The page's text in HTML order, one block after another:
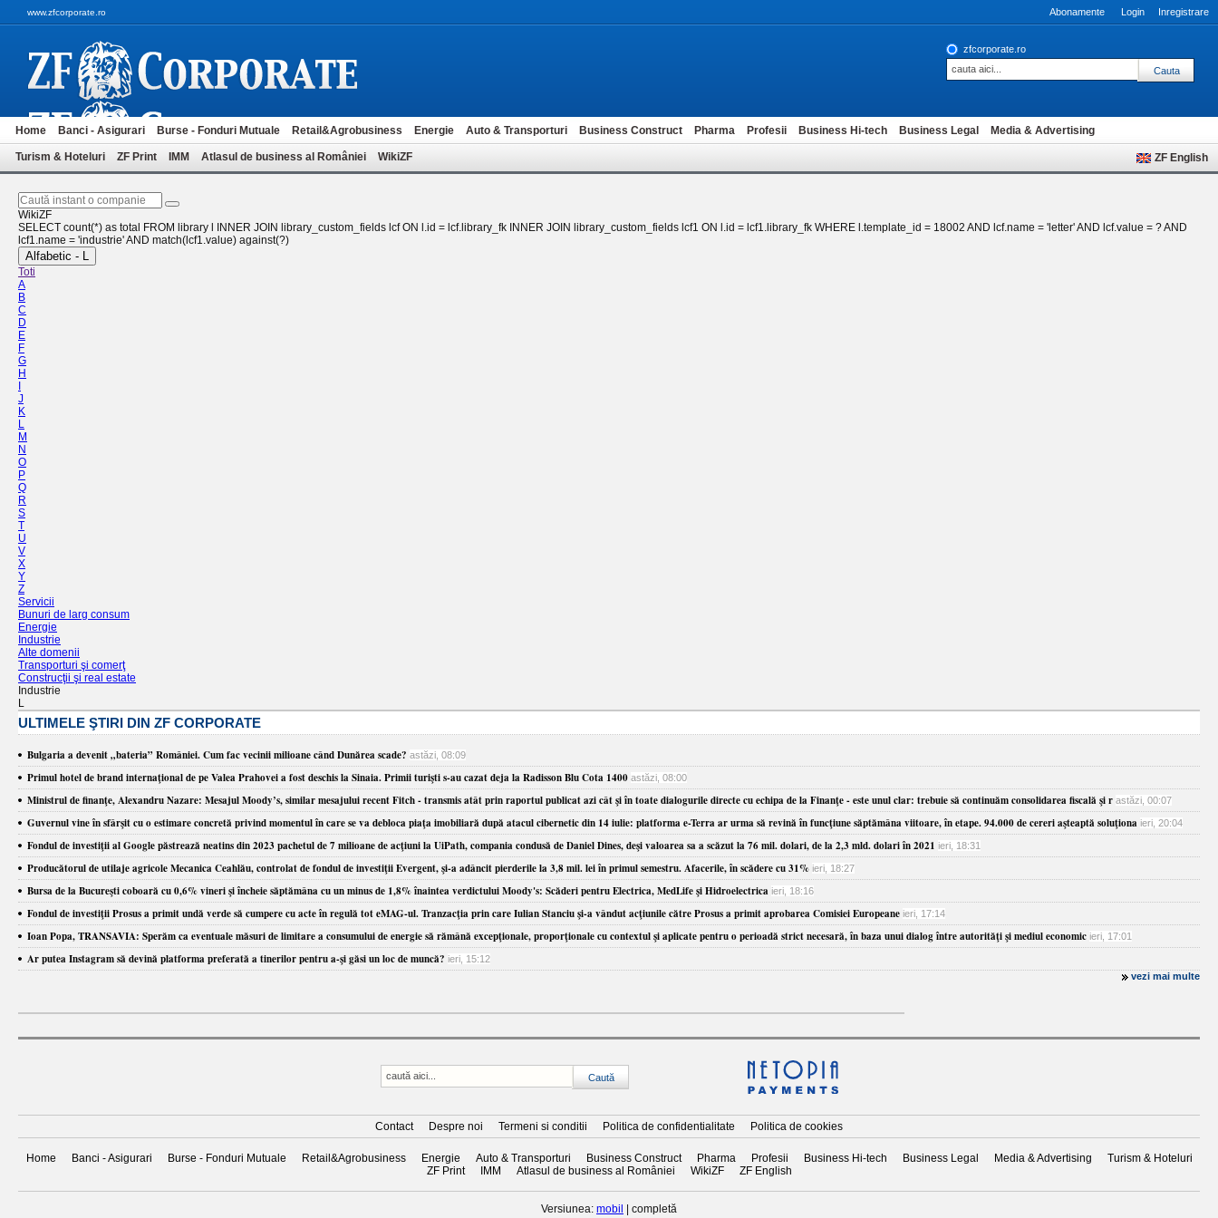
www.zfcorporate.ro Abonamente Login Inregistrare
zfcorporate.ro
Home Banci - Asigurari Burse - Fonduri Mutuale Retail&Agrobusiness Energie Auto & Transporturi Business Construct Pharma Profesii Business Hi-tech Business Legal Media & Advertising
Turism & Hoteluri ZF Print IMM Atlasul de business al României WikiZF ZF English
WikiZF
SELECT count(*) as total FROM library l INNER JOIN library_custom_fields lcf ON l.id = lcf.library_fk INNER JOIN library_custom_fields lcf1 ON l.id = lcf1.library_fk WHERE l.template_id = 18002 AND lcf.name = 'letter' AND lcf.value = ? AND
lcf1.name = 'industrie' AND match(lcf1.value) against(?)
Alfabetic - L
Toti
A
B
C
D
E
F
G
H
J
K
L
M
N
O
P
Q
R
S
T
U
V
X
Y
Z
Servicii
Bunuri de larg consum
Energie
Industrie
Alte domenii
Transporturi şi comerţ
Construcţii şi real estate
Industrie
L
ULTIMELE ŞTIRI DIN ZF CORPORATE
Bulgaria a devenit „bateria” României. Cum fac vecinii milioane când Dunărea scade? astăzi, 08:09
​Primul hotel de brand internaţional de pe Valea Prahovei a fost deschis la Sinaia. Primii turişti s-au cazat deja la Radisson Blu Cota 1400 astăzi, 08:00
Ministrul de finanţe, Alexandru Nazare: Mesajul Moody’s, similar mesajului recent Fitch - transmis atât prin raportul publicat azi cât şi în toate dialogurile directe cu echipa de la Finanţe - este unul clar: trebuie să continuăm consolidarea fiscală şi r astăzi, 00:07
Guvernul vine în sfârşit cu o estimare concretă privind momentul în care se va debloca piaţa imobiliară după atacul cibernetic din 14 iulie: platforma e-Terra ar urma să revină în funcţiune săptămâna viitoare, în etape. 94.000 de cereri aşteaptă soluţiona ieri, 20:04
Fondul de investiţii al Google păstrează neatins din 2023 pachetul de 7 milioane de acţiuni la UiPath, compania condusă de Daniel Dines, deşi valoarea sa a scăzut la 76 mil. dolari, de la 2,3 mld. dolari în 2021 ieri, 18:31
Producătorul de utilaje agricole Mecanica Ceahlău, controlat de fondul de investiţii Evergent, şi-a adâncit pierderile la 3,8 mil. lei în primul semestru. Afacerile, în scădere cu 31% ieri, 18:27
Bursa de la Bucureşti coboară cu 0,6% vineri şi încheie săptămâna cu un minus de 1,8% înaintea verdictului Moody's: Scăderi pentru Electrica, MedLife şi Hidroelectrica ieri, 18:16
Fondul de investiţii Prosus a primit undă verde să cumpere cu acte în regulă tot eMAG-ul. Tranzacţia prin care Iulian Stanciu şi-a vândut acţiunile către Prosus a primit aprobarea Comisiei Europeane ieri, 17:14
Ioan Popa, TRANSAVIA: Sperăm ca eventuale măsuri de limitare a consumului de energie să rămână excepţionale, proporţionale cu contextul şi aplicate pentru o perioadă strict necesară, în baza unui dialog între autorităţi şi mediul economic ieri, 17:01
Ar putea Instagram să devină platforma preferată a tinerilor pentru a-şi găsi un loc de muncă? ieri, 15:12
vezi mai multe
Contact Despre noi Termeni si conditii Politica de confidentialitate Politica de cookies
Home Banci - Asigurari Burse - Fonduri Mutuale Retail&Agrobusiness Energie Auto & Transporturi Business Construct Pharma Profesii Business Hi-tech Business Legal Media & Advertising
Turism & Hoteluri
ZF Print
IMM Atlasul de business al României WikiZF ZF English
Versiunea: mobil | completă